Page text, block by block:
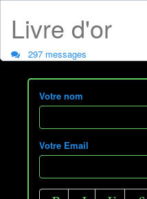
Livre d'or
297 messages
Votre nom
Votre Email